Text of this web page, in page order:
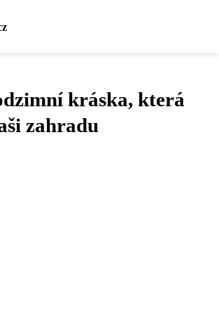
kráska, která
zahradu